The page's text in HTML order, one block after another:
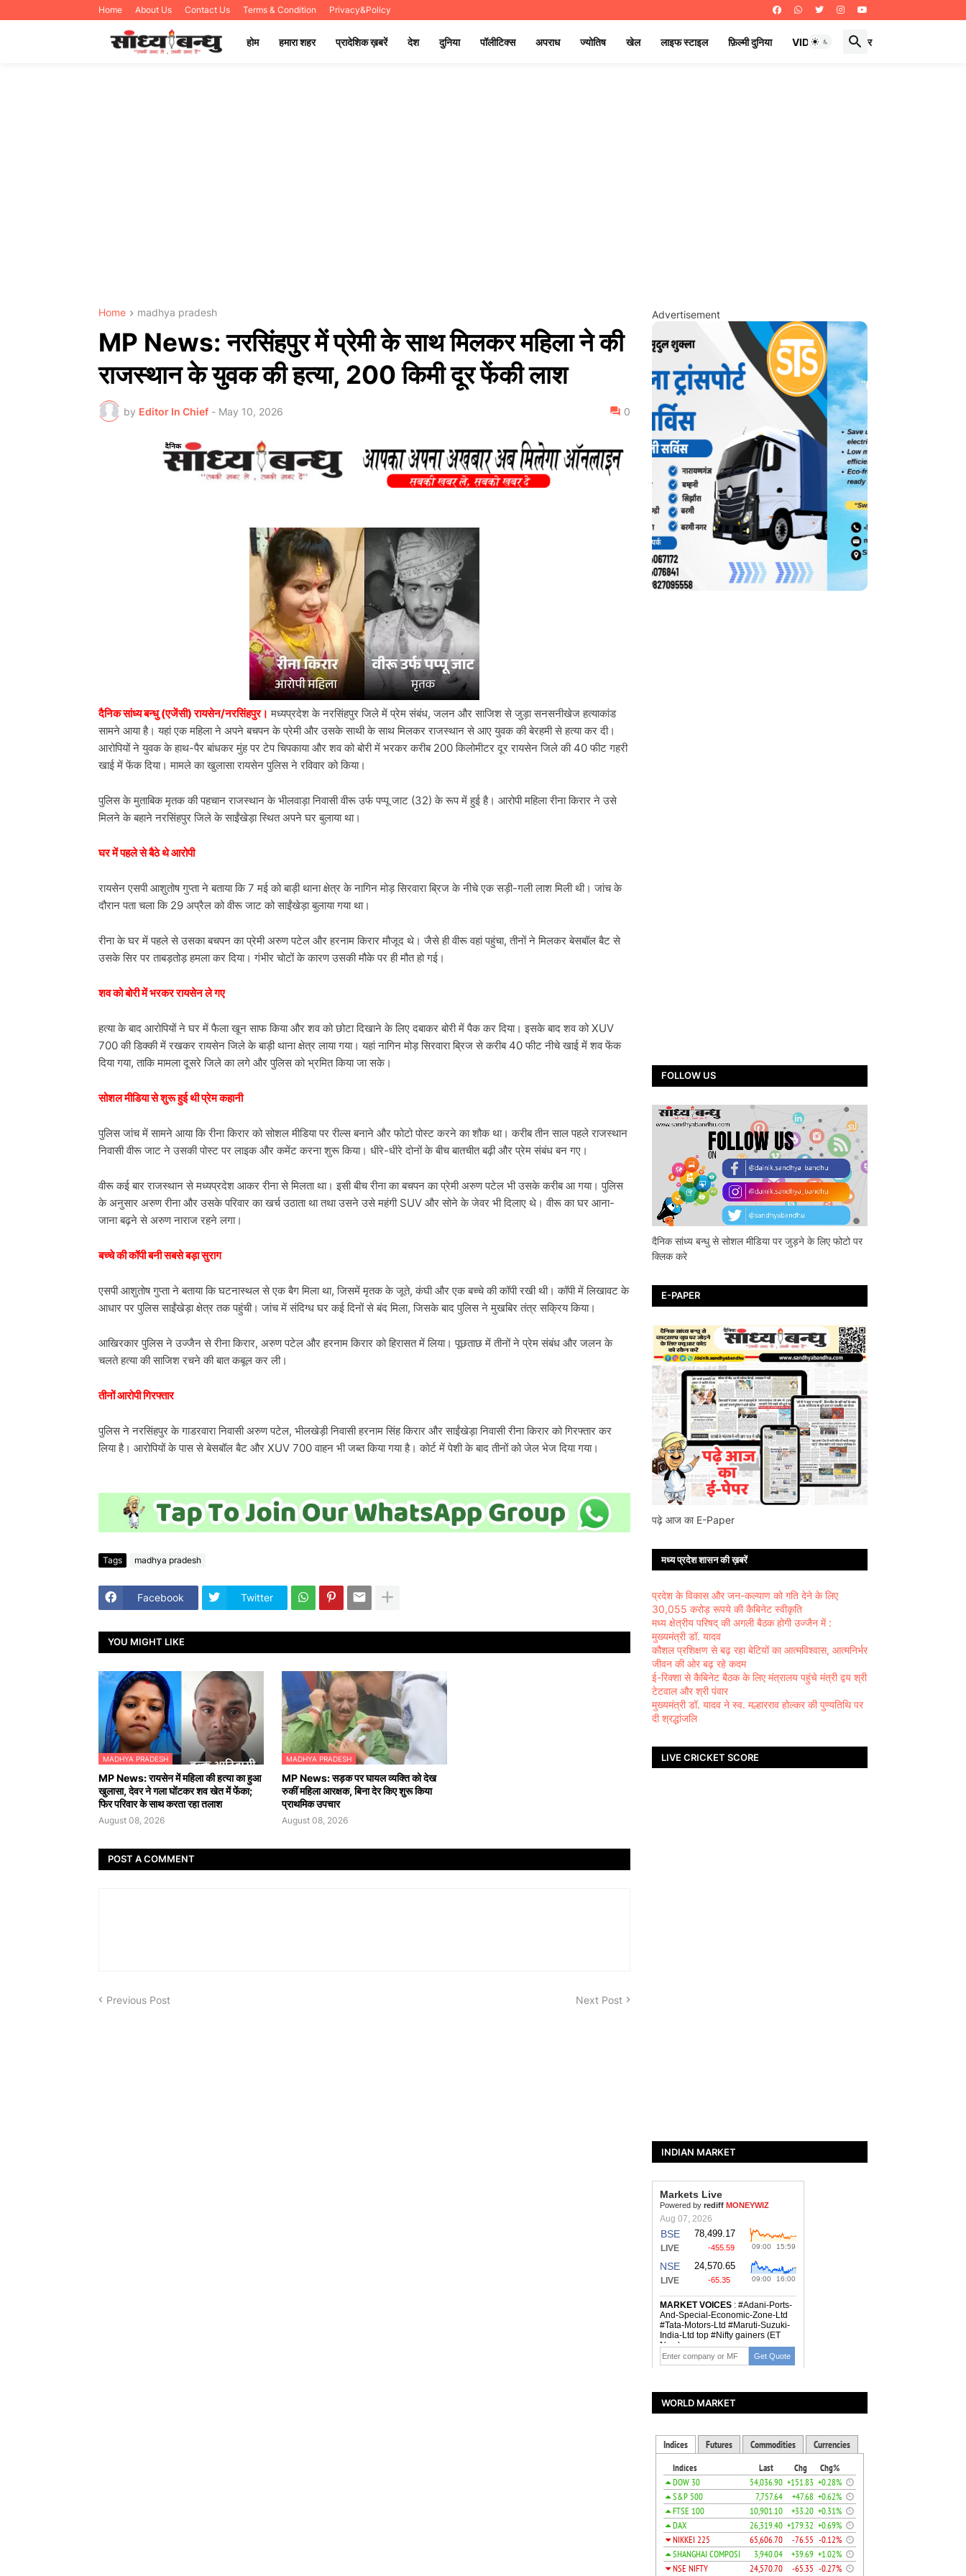
Home About Us Contact Us Terms & Condition Privacy&Policy
होम हमारा शहर प्रादेशिक ख़बरें देश दुनिया पॉलीटिक्स अपराध ज्योतिष खेल लाइफ स्टाइल फ़िल्मी दुनिया VIDEOS ई पेपर
Home madhya pradesh
MP News: नरसिंहपुर में प्रेमी के साथ मिलकर महिला ने की
राजस्थान के युवक की हत्या, 200 किमी दूर फेंकी लाश
by Editor In Chief - May 10, 2026 0
दैनिक सांध्य बन्धु (एजेंसी) रायसेन/नरसिंहपुर। मध्यप्रदेश के नरसिंहपुर जिले में प्रेम संबंध, जलन और साजिश से जुड़ा सनसनीखेज हत्याकांड
सामने आया है। यहां एक महिला ने अपने बचपन के प्रेमी और उसके साथी के साथ मिलकर राजस्थान से आए युवक की बेरहमी से हत्या कर दी।
आरोपियों ने युवक के हाथ-पैर बांधकर मुंह पर टेप चिपकाया और शव को बोरी में भरकर करीब 200 किलोमीटर दूर रायसेन जिले की 40 फीट गहरी
खाई में फेंक दिया। मामले का खुलासा रायसेन पुलिस ने रविवार को किया।
पुलिस के मुताबिक मृतक की पहचान राजस्थान के भीलवाड़ा निवासी वीरू उर्फ पप्पू जाट (32) के रूप में हुई है। आरोपी महिला रीना किरार ने उसे
मिलने के बहाने नरसिंहपुर जिले के साईंखेड़ा स्थित अपने घर बुलाया था।
घर में पहले से बैठे थे आरोपी
रायसेन एसपी आशुतोष गुप्ता ने बताया कि 7 मई को बाड़ी थाना क्षेत्र के नागिन मोड़ सिरवारा ब्रिज के नीचे एक सड़ी-गली लाश मिली थी। जांच के
दौरान पता चला कि 29 अप्रैल को वीरू जाट को साईंखेड़ा बुलाया गया था।
रीना के घर में पहले से उसका बचपन का प्रेमी अरुण पटेल और हरनाम किरार मौजूद थे। जैसे ही वीरू वहां पहुंचा, तीनों ने मिलकर बेसबॉल बैट से
उसके सिर पर ताबड़तोड़ हमला कर दिया। गंभीर चोटों के कारण उसकी मौके पर ही मौत हो गई।
शव को बोरी में भरकर रायसेन ले गए
हत्या के बाद आरोपियों ने घर में फैला खून साफ किया और शव को छोटा दिखाने के लिए दबाकर बोरी में पैक कर दिया। इसके बाद शव को XUV
700 की डिक्की में रखकर रायसेन जिले के बाड़ी थाना क्षेत्र लाया गया। यहां नागिन मोड़ सिरवारा ब्रिज से करीब 40 फीट नीचे खाई में शव फेंक
दिया गया, ताकि मामला दूसरे जिले का लगे और पुलिस को भ्रमित किया जा सके।
सोशल मीडिया से शुरू हुई थी प्रेम कहानी
पुलिस जांच में सामने आया कि रीना किरार को सोशल मीडिया पर रील्स बनाने और फोटो पोस्ट करने का शौक था। करीब तीन साल पहले राजस्थान
निवासी वीरू जाट ने उसकी पोस्ट पर लाइक और कमेंट करना शुरू किया। धीरे-धीरे दोनों के बीच बातचीत बढ़ी और प्रेम संबंध बन गए।
वीरू कई बार राजस्थान से मध्यप्रदेश आकर रीना से मिलता था। इसी बीच रीना का बचपन का प्रेमी अरुण पटेल भी उसके करीब आ गया। पुलिस
के अनुसार अरुण रीना और उसके परिवार का खर्च उठाता था तथा उसने उसे महंगी SUV और सोने के जेवर भी दिलाए थे। वीरू का घर आना-
जाना बढ़ने से अरुण नाराज रहने लगा।
बच्चे की कॉपी बनी सबसे बड़ा सुराग
एसपी आशुतोष गुप्ता ने बताया कि घटनास्थल से एक बैग मिला था, जिसमें मृतक के जूते, कंघी और एक बच्चे की कॉपी रखी थी। कॉपी में लिखावट के
आधार पर पुलिस साईंखेड़ा क्षेत्र तक पहुंची। जांच में संदिग्ध घर कई दिनों से बंद मिला, जिसके बाद पुलिस ने मुखबिर तंत्र सक्रिय किया।
आखिरकार पुलिस ने उज्जैन से रीना किरार, अरुण पटेल और हरनाम किरार को हिरासत में लिया। पूछताछ में तीनों ने प्रेम संबंध और जलन के
चलते हत्या की साजिश रचने की बात कबूल कर ली।
तीनों आरोपी गिरफ्तार
पुलिस ने नरसिंहपुर के गाडरवारा निवासी अरुण पटेल, भीलखेड़ी निवासी हरनाम सिंह किरार और साईंखेड़ा निवासी रीना किरार को गिरफ्तार कर
लिया है। आरोपियों के पास से बेसबॉल बैट और XUV 700 वाहन भी जब्त किया गया है। कोर्ट में पेशी के बाद तीनों को जेल भेज दिया गया।
Tags madhya pradesh
Facebook Twitter
YOU MIGHT LIKE
MADHYA PRADESH
MP News: रायसेन में महिला की हत्या का हुआ
खुलासा, देवर ने गला घोंटकर शव खेत में फेंका;
फिर परिवार के साथ करता रहा तलाश
August 08, 2026
MADHYA PRADESH
MP News: सड़क पर घायल व्यक्ति को देख
रुकीं महिला आरक्षक, बिना देर किए शुरू किया
प्राथमिक उपचार
August 08, 2026
POST A COMMENT
Previous Post Next Post
Advertisement
FOLLOW US
दैनिक सांध्य बन्धु से सोशल मीडिया पर जुड़ने के लिए फोटो पर
क्लिक करे
E-PAPER
पढ़े आज का E-Paper
मध्य प्रदेश शासन की ख़बरें
प्रदेश के विकास और जन-कल्याण को गति देने के लिए
30,055 करोड़ रूपये की कैबिनेट स्वीकृति
मध्य क्षेत्रीय परिषद् की अगली बैठक होगी उज्जैन में :
मुख्यमंत्री डॉ. यादव
कौशल प्रशिक्षण से बढ़ रहा बेटियों का आत्मविश्वास, आत्मनिर्भर
जीवन की ओर बढ़ रहे कदम
ई-रिक्शा से कैबिनेट बैठक के लिए मंत्रालय पहुंचे मंत्री द्वय श्री
टेटवाल और श्री पंवार
मुख्यमंत्री डॉ. यादव ने स्व. मल्हारराव होल्कर की पुण्यतिथि पर
दी श्रद्धांजलि
LIVE CRICKET SCORE
INDIAN MARKET
WORLD MARKET